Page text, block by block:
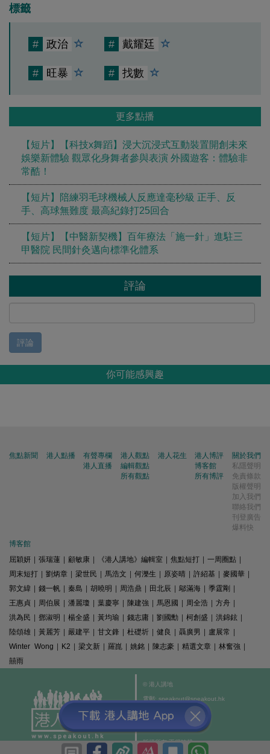
標籤
# 政治 # 戴耀廷
# 旺暴 # 找數
更多點播
【短片】【科技x舞蹈】浸大沉浸式互動裝置開創未來
娛樂新體驗 觀眾化身舞者參與表演 外國遊客：體驗非
常酷！
【短片】陪練羽毛球機械人反應達毫秒級 正手、反
手、高球無難度 最高紀錄打25回合
【短片】【中醫新契機】百年療法「施一針」進駐三
甲醫院 民間針灸邁向標準化體系
評論
評論
你可能感興趣
焦點新聞 港人點播
有聲專欄
港人直播
港人觀點
編輯觀點
所有觀點
港人花生
港人博評
博客館
所有博評
關於我們
私隱聲明
免責條款
版權聲明
加入我們
聯絡我們
刊登廣告
爆料快
博客館
屈穎妍 | 張瑞蓮 | 顧敏康 | 《港人講地》編輯室 | 焦點短打 | 一周圈點 |
周末短打 | 劉炳章 | 梁世民 | 馬浩文 | 何濼生 | 原姿晴 | 許紹基 | 麥國華 |
郭文緯 | 錢一帆 | 秦島 | 胡曉明 | 周浩鼎 | 田北辰 | 鄔滿海 | 季霆剛 |
王惠貞 | 周伯展 | 潘麗瓊 | 葉慶寧 | 陳建強 | 馬恩國 | 周全浩 | 方舟 |
洪為民 | 鄧淑明 | 楊全盛 | 黃均瑜 | 錢志庸 | 劉國勳 | 柯創盛 | 洪錦鉉 |
陸頌雄 | 黃麗芳 | 嚴建平 | 甘文鋒 | 杜礎圻 | 健良 | 聶廣男 | 盧展常 |
Winter Wong | K2 | 梁文新 | 羅崑 | 姚銘 | 陳志豪 | 精選文章 | 林奮強 |
囍雨
© 港人講地
電郵: speakout@speakout.hk
傳真: 85228041301
All rights reserved.
版權所有 不得轉載